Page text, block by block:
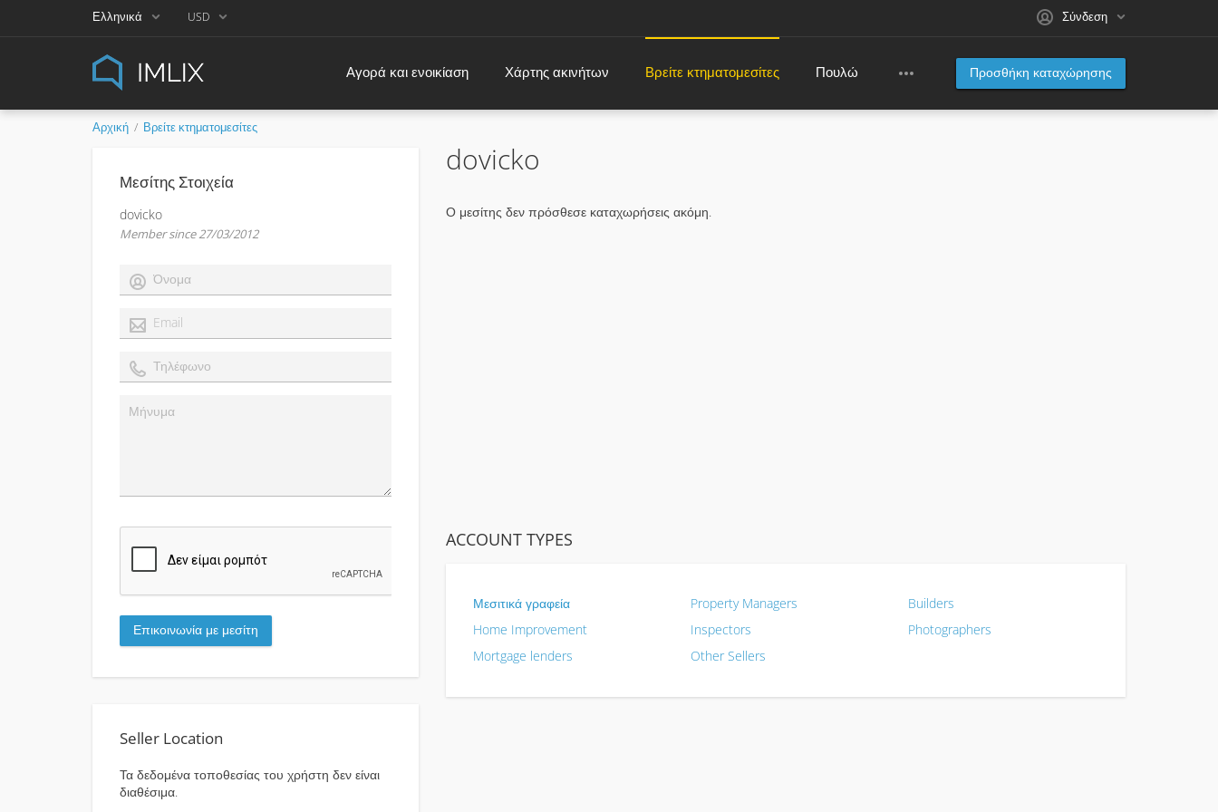
Ελληνικά USD Σύνδεση
Προσθήκη καταχώρησης
Αγορά και ενοικίαση Χάρτης ακινήτων Βρείτε κτηματομεσίτες Πουλώ
Αρχική Βρείτε κτηματομεσίτες
Μεσίτης Στοιχεία
dovicko
Member since 27/03/2012
Seller Location
Τα δεδομένα τοποθεσίας του χρήστη δεν είναι
διαθέσιμα.
dovicko
Ο μεσίτης δεν πρόσθεσε καταχωρήσεις ακόμη.
ACCOUNT TYPES
Μεσιτικά γραφεία Property Managers
Builders
Home Improvement
Inspectors
Photographers
Mortgage lenders
Other Sellers